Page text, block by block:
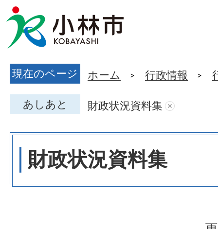
現在のページ ホーム 行政情報
あしあと 財政状況資料集
財政状況資料集